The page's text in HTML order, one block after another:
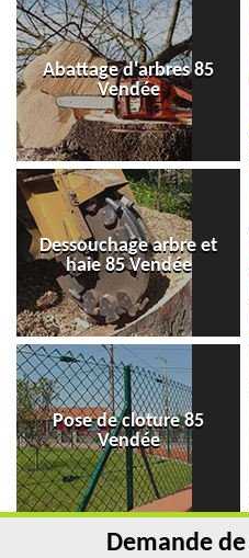
Abattage d'arbres 85
Vendée
Dessouchage arbre et
haie 85 Vendée
Pose de cloture 85
Vendée
Demande